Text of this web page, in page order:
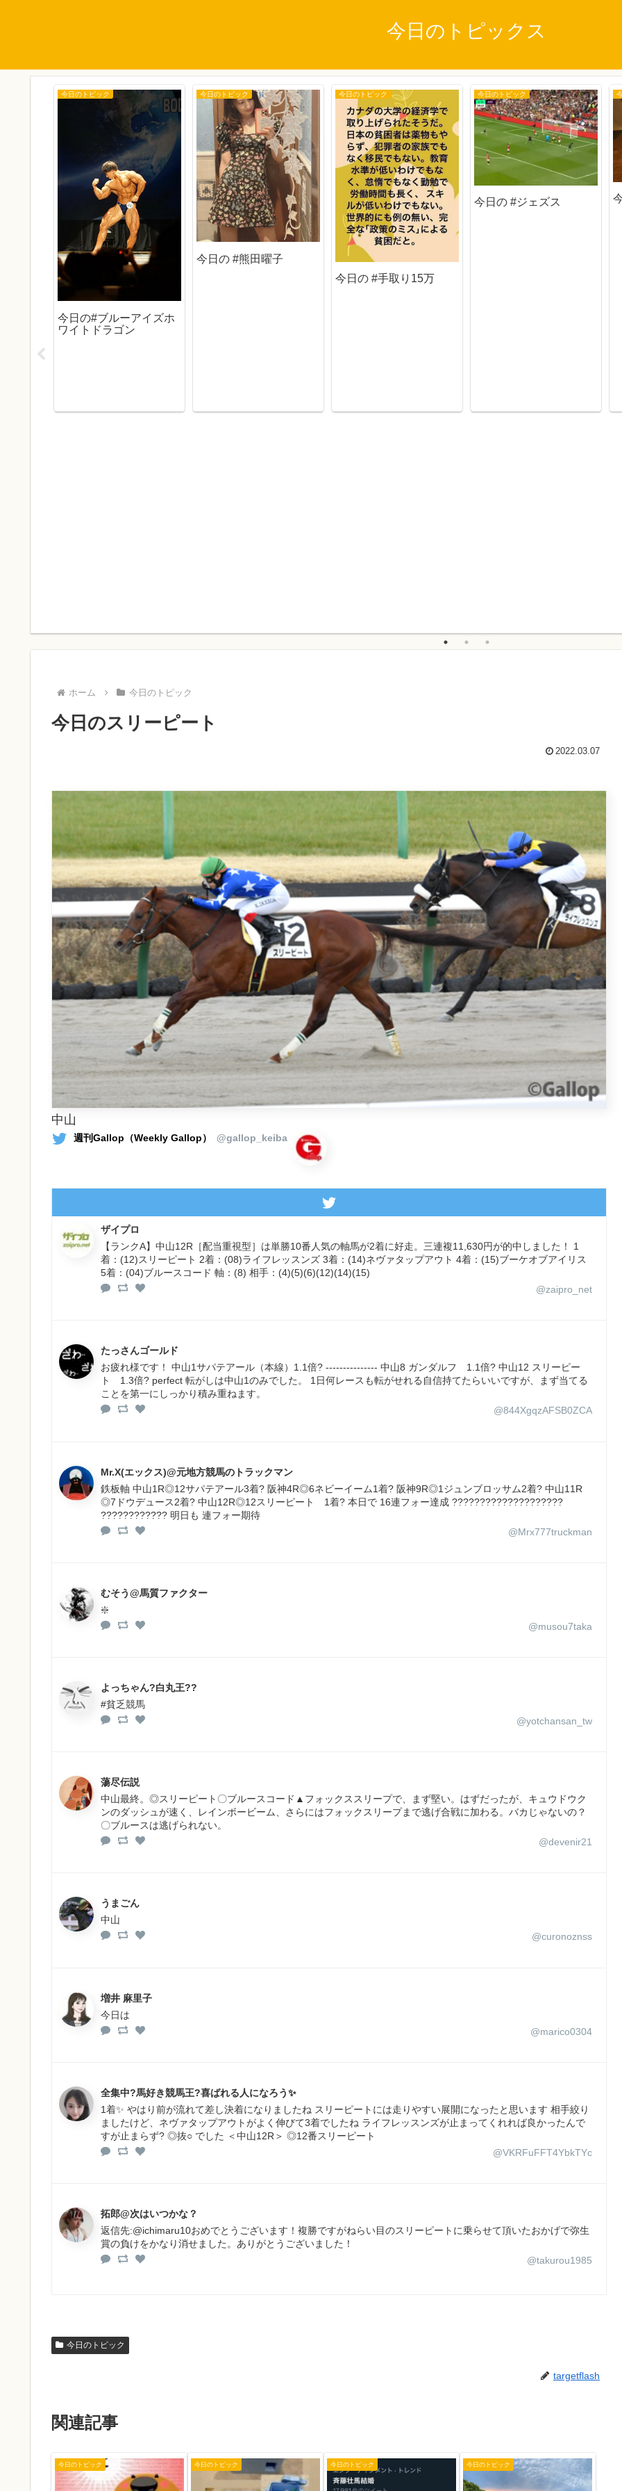
今日のトピックス
今日のトピック
今日の#ブルーアイズホ
ワイトドラゴン
今日のトピック
今日の #熊田曜子
今日のトピック
今日の #手取り15万
今日のトピック
今日の #ジェズス
ホーム 今日のトピック
今日のスリーピート
2022.03.07
中山
週刊Gallop（Weekly Gallop） @gallop_keiba
ザイプロ
【ランクA】中山12R［配当重視型］は単勝10番人気の軸馬が2着に好走。三連複11,630円が的中しました！ 1
着：(12)スリーピート 2着：(08)ライフレッスンズ 3着：(14)ネヴァタップアウト 4着：(15)ブーケオブアイリス
5着：(04)ブルースコード 軸：(8) 相手：(4)(5)(6)(12)(14)(15)
@zaipro_net
たっさんゴールド
お疲れ様です！ 中山1サパテアール（本線）1.1倍? --------------- 中山8 ガンダルフ 1.1倍? 中山12 スリーピー
ト 1.3倍? perfect 転がしは中山1のみでした。 1日何レースも転がせれる自信持てたらいいですが、まず当てる
ことを第一にしっかり積み重ねます。
@844XgqzAFSB0ZCA
Mr.X(エックス)@元地方競馬のトラックマン
鉄板軸 中山1R◎12サパテアール3着? 阪神4R◎6ネビーイーム1着? 阪神9R◎1ジュンブロッサム2着? 中山11R
◎7ドウデュース2着? 中山12R◎12スリーピート 1着? 本日で 16連フォー達成 ????????????????????
???????????? 明日も 連フォー期待
@Mrx777truckman
むそう@馬質ファクター
❇️
@musou7taka
よっちゃん?白丸王??
#貧乏競馬
@yotchansan_tw
蕩尽伝説
中山最終。◎スリーピート〇ブルースコード▲フォックススリープで、まず堅い。はずだったが、キュウドウク
ンのダッシュが速く、レインボービーム、さらにはフォックスリープまで逃げ合戦に加わる。バカじゃないの？
〇ブルースは逃げられない。
@devenir21
うまごん
中山
@curonoznss
増井 麻里子
今日は
@marico0304
全集中?馬好き競馬王?喜ばれる人になろう✨
1着✨ やはり前が流れて差し決着になりましたね スリーピートには走りやすい展開になったと思います 相手絞り
ましたけど、ネヴァタップアウトがよく伸びて3着でしたね ライフレッスンズが止まってくれれば良かったんで
すが止まらず? ◎抜○ でした ＜中山12R＞ ◎12番スリーピート
@VKRFuFFT4YbkTYc
拓郎@次はいつかな？
返信先:@ichimaru10おめでとうございます！複勝ですがねらい目のスリーピートに乗らせて頂いたおかげで弥生
賞の負けをかなり消せました。ありがとうございました！
@takurou1985
今日のトピック
targetflash
関連記事
今日のトピック 今日のトピック 今日のトピック 今日のトピック